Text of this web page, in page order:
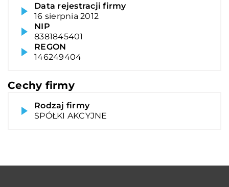
Data rejestracji firmy
16 sierpnia 2012
NIP
8381845401
REGON
146249404
Cechy firmy
Rodzaj firmy
SPÓŁKI AKCYJNE